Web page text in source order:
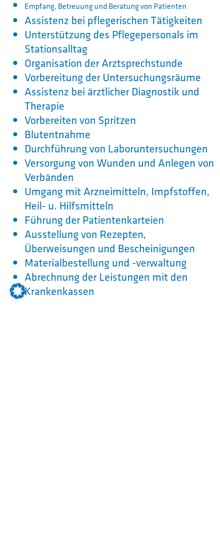
Empfang, Betreuung und Beratung von Patienten
Assistenz bei pflegerischen Tätigkeiten
Unterstützung des Pflegepersonals im
Stationsalltag
Organisation der Arztsprechstunde
Vorbereitung der Untersuchungsräume
Assistenz bei ärztlicher Diagnostik und
Therapie
Vorbereiten von Spritzen
Blutentnahme
Durchführung von Laboruntersuchungen
Versorgung von Wunden und Anlegen von
Verbänden
Umgang mit Arzneimitteln, Impfstoffen,
Heil- u. Hilfsmitteln
Führung der Patientenkarteien
Ausstellung von Rezepten,
Überweisungen und Bescheinigungen
Materialbestellung und -verwaltung
Abrechnung der Leistungen mit den
Krankenkassen